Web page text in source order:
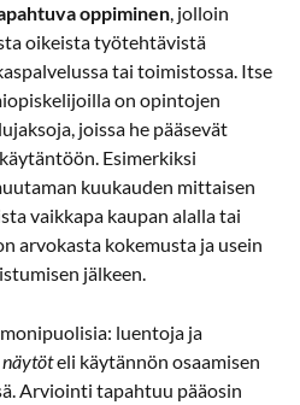
oppiminen, jolloin
oikeista työtehtävistä
tai toimistossa. Itse
on opintojen
joissa he pääsevät
Esimerkiksi
kuukauden mittaisen
vaikkapa kaupan alalla tai
arvokasta kokemusta ja usein
jälkeen.
luentoja ja
näytöteli käytännön osaamisen
Arviointi tapahtuu pääosin